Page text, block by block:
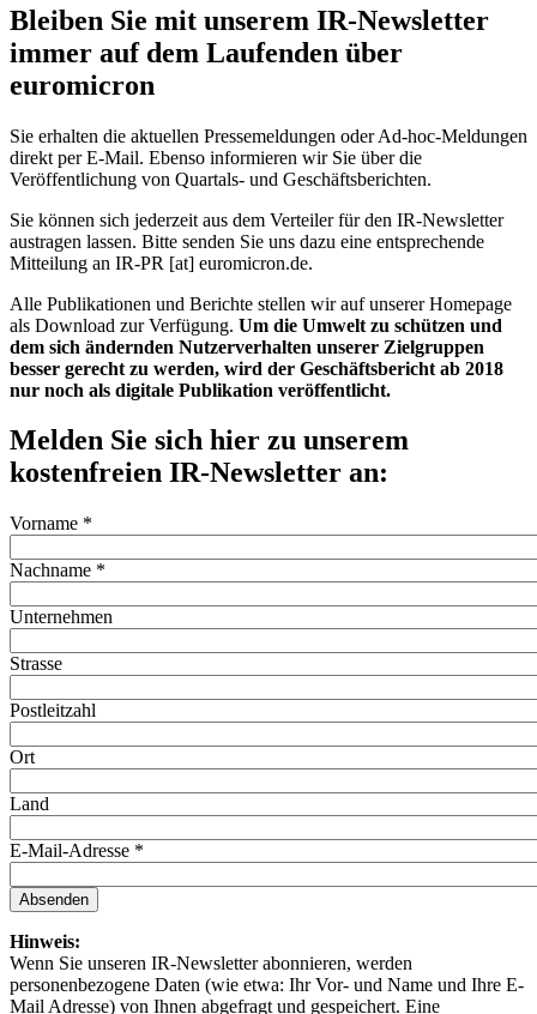
Bleiben Sie mit unserem IR-Newsletter
immer auf dem Laufenden über
euromicron
Sie erhalten die aktuellen Pressemeldungen oder Ad-hoc-Meldungen
direkt per E-Mail. Ebenso informieren wir Sie über die
Veröffentlichung von Quartals- und Geschäftsberichten.
Sie können sich jederzeit aus dem Verteiler für den IR-Newsletter
austragen lassen. Bitte senden Sie uns dazu eine entsprechende
Mitteilung an IR-PR [at] euromicron.de.
Alle Publikationen und Berichte stellen wir auf unserer Homepage
als Download zur Verfügung. Um die Umwelt zu schützen und
dem sich ändernden Nutzerverhalten unserer Zielgruppen
besser gerecht zu werden, wird der Geschäftsbericht ab 2018
nur noch als digitale Publikation veröffentlicht.
Melden Sie sich hier zu unserem
kostenfreien IR-Newsletter an:
Vorname *
Nachname *
Unternehmen
Strasse
Postleitzahl
Ort
Land
E-Mail-Adresse *
Absenden
Hinweis:
Wenn Sie unseren IR-Newsletter abonnieren, werden
personenbezogene Daten (wie etwa: Ihr Vor- und Name und Ihre E-
Mail Adresse) von Ihnen abgefragt und gespeichert. Eine